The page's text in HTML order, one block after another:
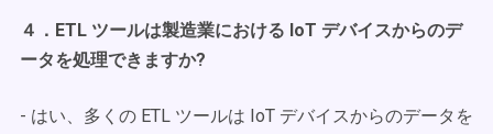
４．ETL ツールは製造業における IoT デバイスからのデ
ータを処理できますか?
- はい、多くの ETL ツールは IoT デバイスからのデータを